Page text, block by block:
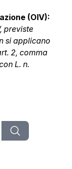
(OIV):
previste
si applicano
2, comma
L. n.